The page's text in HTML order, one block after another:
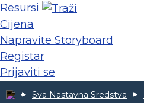
Resursi
Cijena
Napravite Storyboard
Registar
Prijaviti se
Sva Nastavna Sredstva